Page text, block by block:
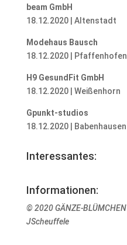
beam GmbH
18.12.2020 | Altenstadt
Modehaus Bausch
18.12.2020 | Pfaffenhofen
H9 GesundFit GmbH
18.12.2020 | Weißenhorn
Gpunkt-studios
18.12.2020 | Babenhausen
Interessantes:
Informationen:
© 2020 GÄNZE-BLÜMCHEN
JScheuffele